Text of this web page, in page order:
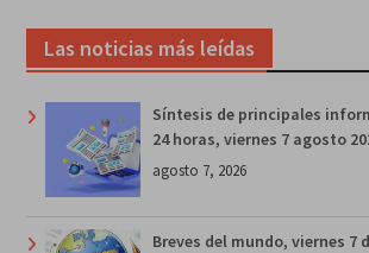
Las noticias más leídas
Síntesis de principales
24 horas, viernes 7 agosto
agosto 7, 2026
Breves del mundo, viernes 7